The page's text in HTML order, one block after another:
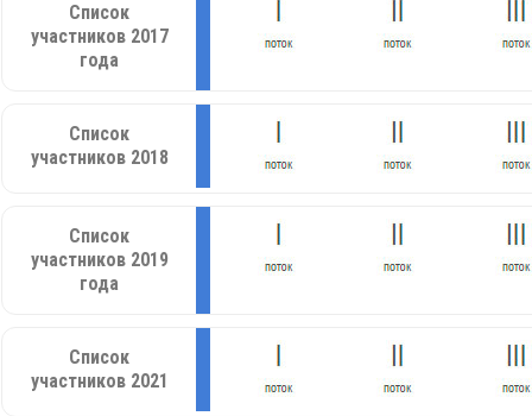
Список
участников 2017
года
Список
участников 2018
Список
участников 2019
года
Список
участников 2021